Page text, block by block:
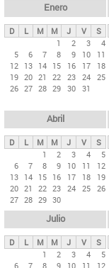
ds
p
n
c
i
p
e
s
Enero
D L M M J V
S
1
2 3
4
5
6 7 8 9 10
11
12 13 14 15 16 17
18
19 20 21 22 23 24 25
26 27 28 29 30 31
Abril
D L M M J V
S
1
2 3 4
5
6
7 8 9 10 11
12
13 14 15 16 17 18
19
20 21 22 23 24 25 26
27 28 29 30
Julio
D L M M J V
S
1
2 3 4
5
6
7 8 9 10 11 12